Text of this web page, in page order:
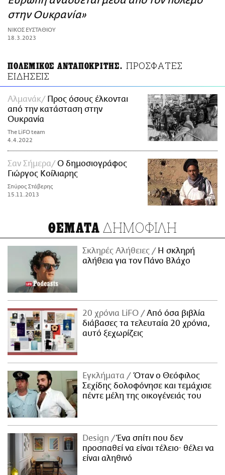
ΑΜΠΑ
PRINT
στην Ουκρανία»
ΝΙΚΟΣ ΕΥΣΤΑΘΙΟΥ
18.3.2023
ΠΟΛΕΜΙΚΟΣ ΑΝΤΑΠΟΚΡΙΤΗΣ. ΠΡΟΣΦΑΤΕΣ
ΕΙΔΗΣΕΙΣ
Αλμανάκ
Προς όσους έλκονται
από την κατάσταση στην
Ουκρανία
The LiFO team
4.4.2022
Σαν Σήμερα
Ο δημοσιογράφος
Γιώργος Κοίλιαρης
Σπύρος Στάβερης
15.11.2013
ΘΕΜΑΤΑ ΔΗΜΟΦΙΛΗ
Σκληρές Αλήθειες
H σκληρή
αλήθεια για τον Πάνο Βλάχο
20 χρόνια LiFO
Από όσα βιβλία
διάβασες τα τελευταία 20 χρόνια,
αυτό ξεχωρίζεις
Εγκλήματα
Όταν ο Θεόφιλος
Σεχίδης δολοφόνησε και τεμάχισε
πέντε μέλη της οικογένειάς του
Design
Ένα σπίτι που δεν
προσπαθεί να είναι τέλειο· θέλει να
είναι αληθινό